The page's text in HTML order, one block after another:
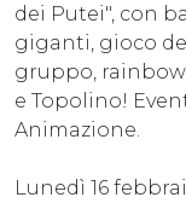
dei Putei", con
giganti, gioco
gruppo,
e Topolino!
Animazione.
Lunedì 16